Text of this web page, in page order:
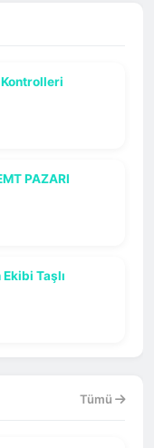
PAZARI
Taşlı
Tümü